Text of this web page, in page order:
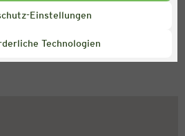
Einstellungen
Technologien
8-18 Uhr